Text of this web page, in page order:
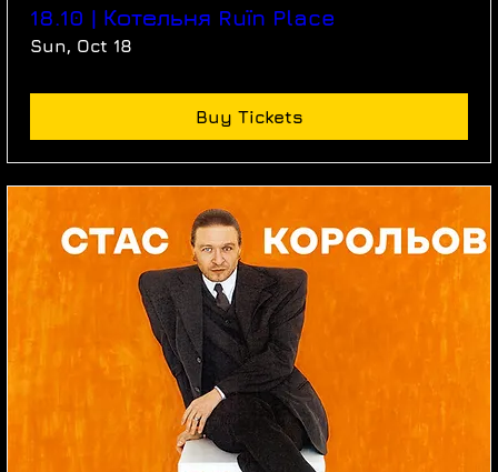
18.10 | Котельня Ruїn Place
Sun, Oct 18
Buy Tickets